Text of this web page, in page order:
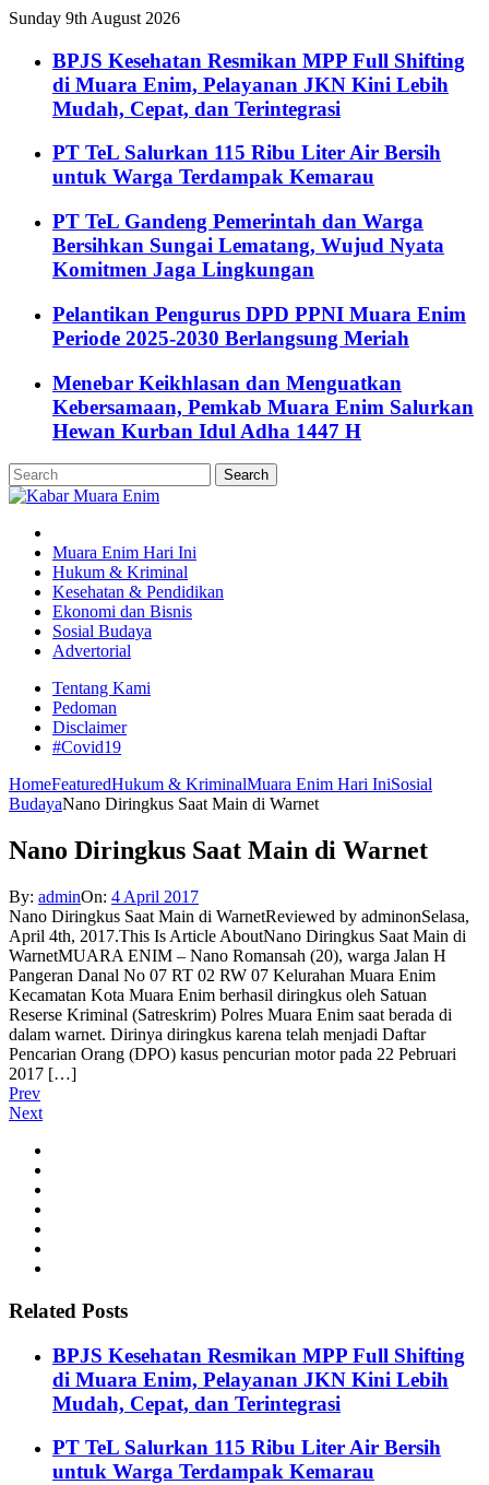
Sunday 9th August 2026
BPJS Kesehatan Resmikan MPP Full Shifting
di Muara Enim, Pelayanan JKN Kini Lebih
Mudah, Cepat, dan Terintegrasi
PT TeL Salurkan 115 Ribu Liter Air Bersih
untuk Warga Terdampak Kemarau
PT TeL Gandeng Pemerintah dan Warga
Bersihkan Sungai Lematang, Wujud Nyata
Komitmen Jaga Lingkungan
Pelantikan Pengurus DPD PPNI Muara Enim
Periode 2025-2030 Berlangsung Meriah
Menebar Keikhlasan dan Menguatkan
Kebersamaan, Pemkab Muara Enim Salurkan
Hewan Kurban Idul Adha 1447 H
Muara Enim Hari Ini
Hukum & Kriminal
Kesehatan & Pendidikan
Ekonomi dan Bisnis
Sosial Budaya
Advertorial
Tentang Kami
Pedoman
Disclaimer
#Covid19
HomeFeaturedHukum & KriminalMuara Enim Hari IniSosial
BudayaNano Diringkus Saat Main di Warnet
Nano Diringkus Saat Main di Warnet
By: adminOn: 4 April 2017
Nano Diringkus Saat Main di WarnetReviewed by adminonSelasa,
April 4th, 2017.This Is Article AboutNano Diringkus Saat Main di
WarnetMUARA ENIM – Nano Romansah (20), warga Jalan H
Pangeran Danal No 07 RT 02 RW 07 Kelurahan Muara Enim
Kecamatan Kota Muara Enim berhasil diringkus oleh Satuan
Reserse Kriminal (Satreskrim) Polres Muara Enim saat berada di
dalam warnet. Dirinya diringkus karena telah menjadi Daftar
Pencarian Orang (DPO) kasus pencurian motor pada 22 Pebruari
2017 […]
Prev
Next
Related Posts
BPJS Kesehatan Resmikan MPP Full Shifting
di Muara Enim, Pelayanan JKN Kini Lebih
Mudah, Cepat, dan Terintegrasi
PT TeL Salurkan 115 Ribu Liter Air Bersih
untuk Warga Terdampak Kemarau